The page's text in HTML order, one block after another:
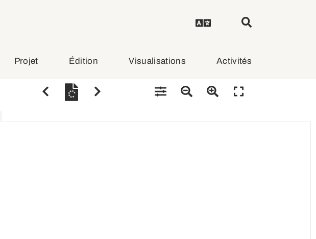
Projet Édition Visualisations Activités